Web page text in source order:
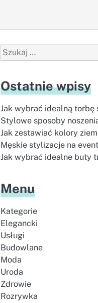
Szukaj:
Ostatnie wpisy
Jak wybrać idealną torbę
Stylowe sposoby
Jak zestawiać kolory
Męskie stylizacje na
Jak wybrać idealne buty
Menu
Kategorie
Elegancki
Usługi
Budowlane
Moda
Uroda
Zdrowie
Rozrywka